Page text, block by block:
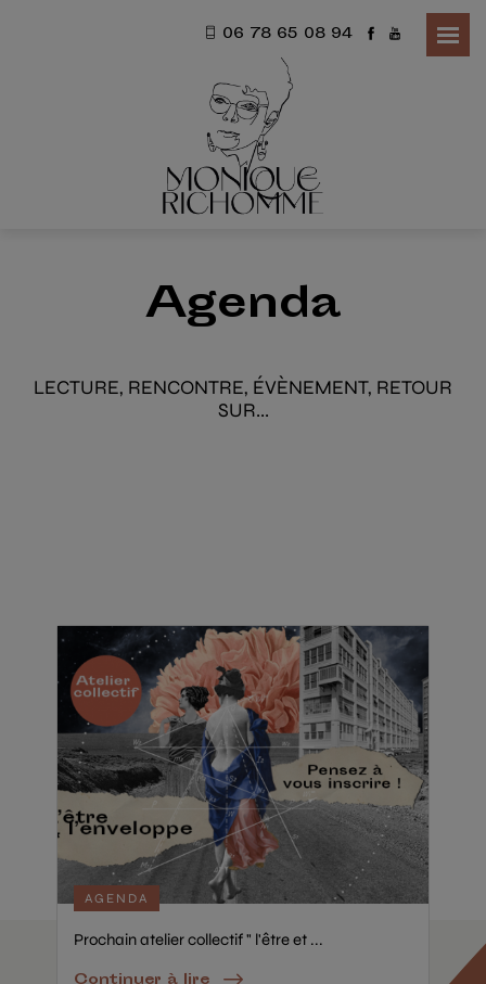
06 78 65 08 94
Agenda
LECTURE, RENCONTRE, ÉVÈNEMENT, RETOUR
SUR...
AGENDA
Prochain atelier collectif " l'être et ...